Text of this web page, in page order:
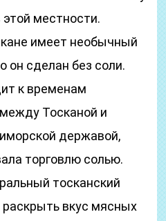
этой местности.
имеет необычный
он сделан без соли.
к временам
Тосканой и
державой,
торговлю солью.
тосканский
вкус мясных